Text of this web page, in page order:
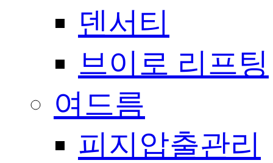
덴서티
브이로 리프팅
여드름
피지압출관리